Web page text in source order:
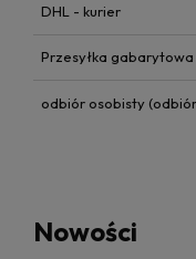
DHL - kurier
Przesyłka gabarytowa
odbiór osobisty
Nowości